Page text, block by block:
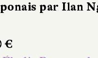
par Ilan
€